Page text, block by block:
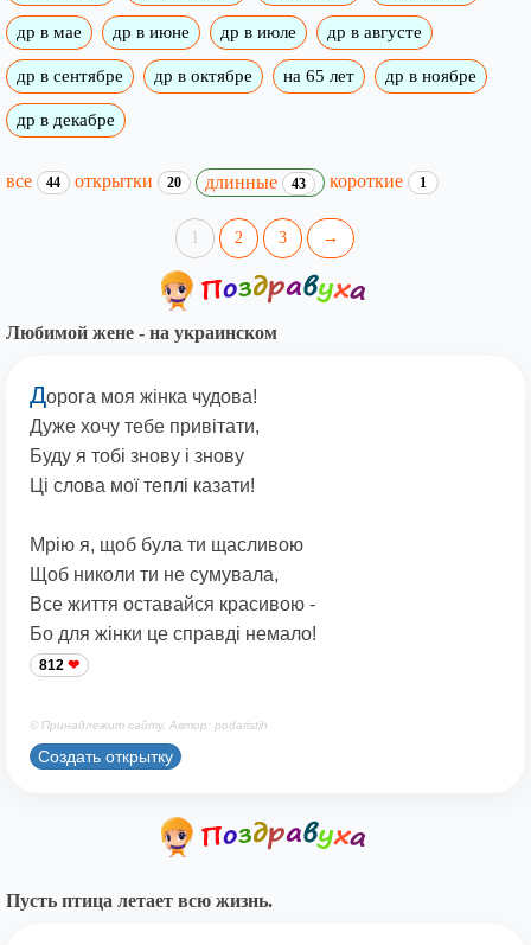
др в мае др в июне др в июле др в августе
др в сентябре др в октябре на 65 лет др в ноябре
др в декабре
все 44 открытки 20 длинные 43 короткие 1
1 2 3 →
Любимой жене - на украинском
Дорога моя жінка чудова!
Дуже хочу тебе привітати,
Буду я тобі знову і знову
Ці слова мої теплі казати!
Мрію я, щоб була ти щасливою
Щоб николи ти не сумувала,
Все життя оставайся красивою -
Бо для жінки це справді немало!
812
© Принадлежит сайту. Автор: podaristih
Создать открытку
Пусть птица летает всю жизнь.